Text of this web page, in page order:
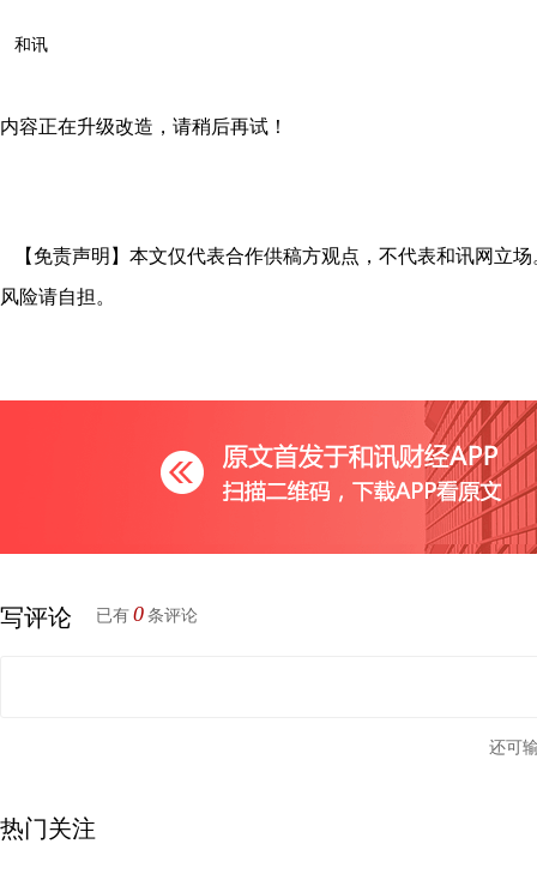
和讯
内容正在升级改造，请稍后再试！
【免责声明】本文仅代表合作供稿方观点，不代表和讯网立
风险请自担。
写评论 已有 0 条评论
还可
热门关注